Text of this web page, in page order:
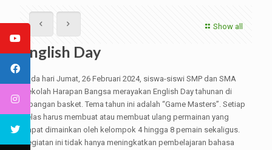
Show all
English Day
Pada hari Jumat, 26 Februari 2024, siswa-siswi SMP dan SMA
Sekolah Harapan Bangsa merayakan English Day tahunan di
lapangan basket. Tema tahun ini adalah “Game Masters”. Setiap
kelas harus membuat atau membuat ulang permainan yang
dapat dimainkan oleh kelompok 4 hingga 8 pemain sekaligus.
Kegiatan ini tidak hanya meningkatkan pembelajaran bahasa